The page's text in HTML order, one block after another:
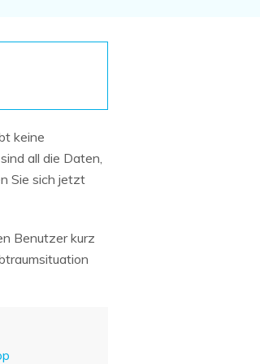
Neu
Werkseinstellung
keine
all die Daten,
Sie sich jetzt
Benutzer kurz